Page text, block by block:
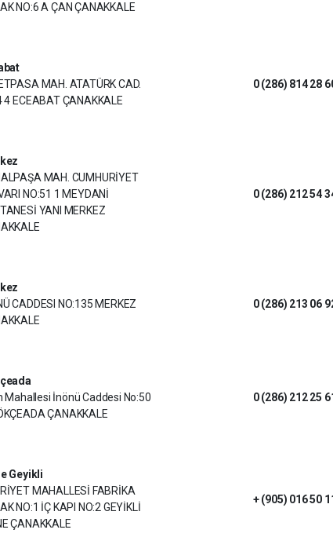
NO:6 A ÇAN ÇANAKKALE
MAH. ATATÜRK CAD.
4 ECEABAT ÇANAKKALE
0 (286) 814 28
MAH. CUMHURİYET
NO:51 1 MEYDANİ
YANI MERKEZ
0 (286) 212 54
CADDESI NO:135 MERKEZ
0 (286) 213 06
Mahallesi İnönü Caddesi No:50
ÇANAKKALE
0 (286) 212 25
Geyikli
MAHALLESİ FABRİKA
NO:1 İÇ KAPI NO:2 GEYİKLİ
ÇANAKKALE
+ (905) 016 50